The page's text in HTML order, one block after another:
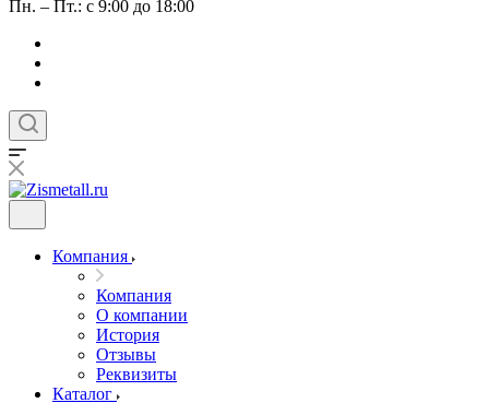
Пн. – Пт.: с 9:00 до 18:00
Компания
Компания
О компании
История
Отзывы
Реквизиты
Каталог